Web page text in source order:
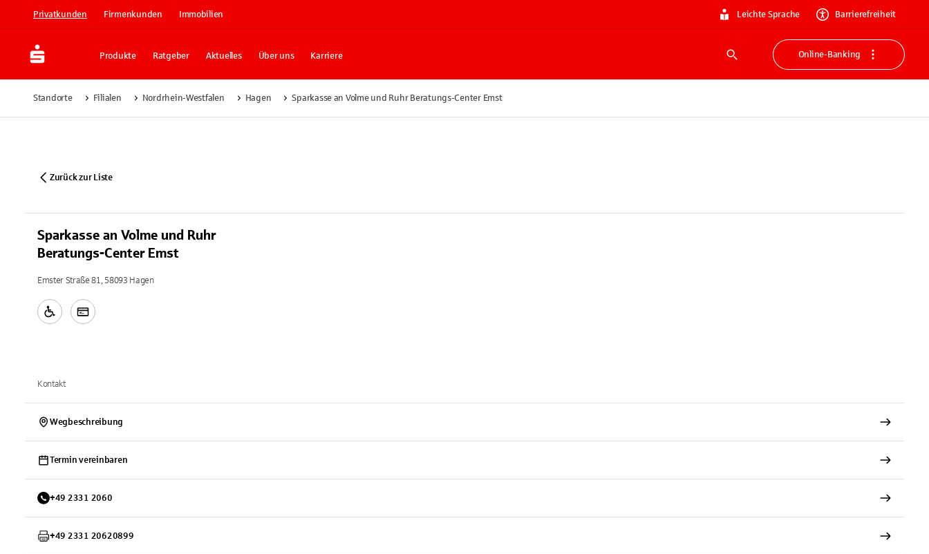
Privatkunden Firmenkunden Immobilien Leichte Sprache Barrierefreiheit
Produkte Ratgeber Aktuelles Über uns Karriere
Suche
Online-Banking
Standorte Filialen Nordrhein-Westfalen Hagen Sparkasse an Volme und Ruhr Beratungs-Center Emst
Zurück zur Liste
Sparkasse an Volme und Ruhr
Beratungs-Center Emst
Emster Straße 81, 58093 Hagen
Kontakt
Wegbeschreibung
Termin vereinbaren
+49 2331 2060
+49 2331 20620899